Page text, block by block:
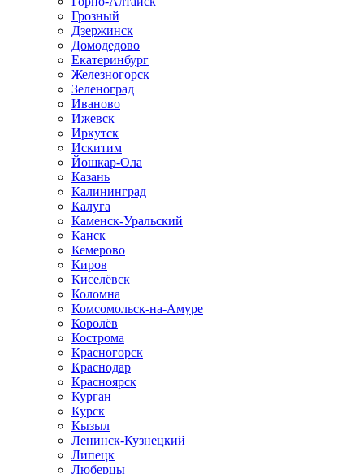
Грозный
Дзержинск
Домодедово
Екатеринбург
Железногорск
Зеленоград
Иваново
Ижевск
Иркутск
Искитим
Йошкар-Ола
Казань
Калининград
Калуга
Каменск-Уральский
Канск
Кемерово
Киров
Киселёвск
Коломна
Комсомольск-на-Амуре
Королёв
Кострома
Красногорск
Краснодар
Красноярск
Курган
Курск
Кызыл
Ленинск-Кузнецкий
Липецк
Люберцы